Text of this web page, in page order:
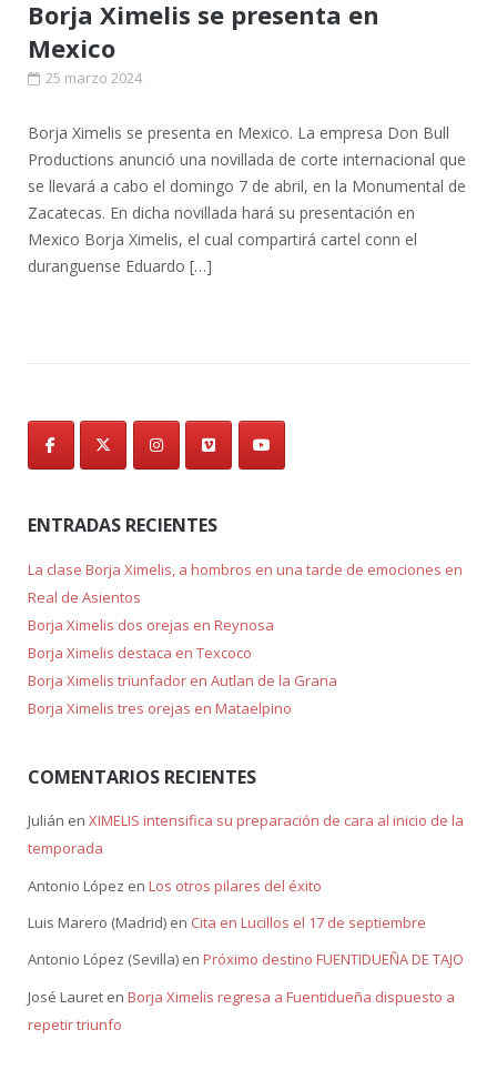
Borja Ximelis se presenta en
Mexico
25 marzo 2024
Borja Ximelis se presenta en Mexico. La empresa Don Bull
Productions anunció una novillada de corte internacional que
se llevará a cabo el domingo 7 de abril, en la Monumental de
Zacatecas. En dicha novillada hará su presentación en
Mexico Borja Ximelis, el cual compartirá cartel conn el
duranguense Eduardo […]
ENTRADAS RECIENTES
La clase Borja Ximelis, a hombros en una tarde de emociones en
Real de Asientos
Borja Ximelis dos orejas en Reynosa
Borja Ximelis destaca en Texcoco
Borja Ximelis triunfador en Autlan de la Grana
Borja Ximelis tres orejas en Mataelpino
COMENTARIOS RECIENTES
Julián en XIMELIS intensifica su preparación de cara al inicio de la
temporada
Antonio López en Los otros pilares del éxito
Luis Marero (Madrid)en Cita en Lucillos el 17 de septiembre
Antonio López (Sevilla)en Próximo destino FUENTIDUEÑA DE TAJO
José Laureten Borja Ximelis regresa a Fuentidueña dispuesto a
repetir triunfo